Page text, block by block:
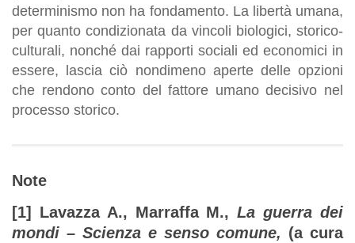
determinismo non ha fondamento. La libertà umana,
per quanto condizionata da vincoli biologici, storico-
culturali, nonché dai rapporti sociali ed economici in
essere, lascia ciò nondimeno aperte delle opzioni
che rendono conto del fattore umano decisivo nel
processo storico.
Note
[1] Lavazza A., Marraffa M.,La guerra dei
mondi – Scienza e senso comune, (a cura